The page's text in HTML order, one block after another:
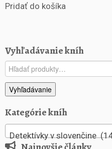
Pridať do košíka
Vyhľadávanie kníh
Hľadať:
Vyhľadávanie
Kategórie kníh
Detektívky v slovenčine